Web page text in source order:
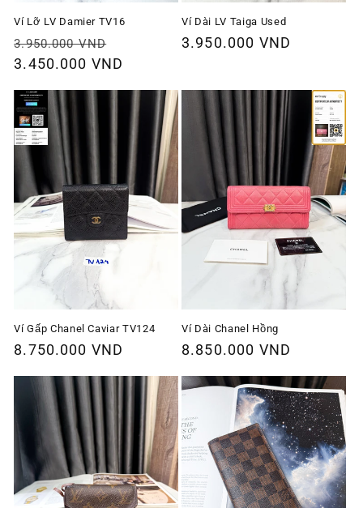
Ví Lỡ LV Damier TV16
Giá
thông
3.950.000 VND
ưu
3.450.000 VND
Ví Dài LV Taiga Used
Giá
3.950.000 VND
Ví Gấp Chanel Caviar TV124
Giá
thường
8.750.000 VND
Ví Dài Chanel Hồng
Giá
thường
8.850.000 VND